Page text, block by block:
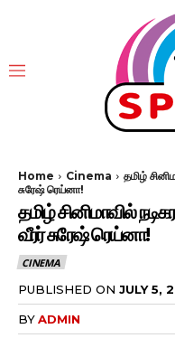
Home Cinema
தமிழ்
சுரேஷ் ரெய்னா!
தமிழ் சினிமாவில்
வீரர் சுரேஷ் ரெய்னா!
CINEMA
PUBLISHED ON JULY 5,
BYADMIN